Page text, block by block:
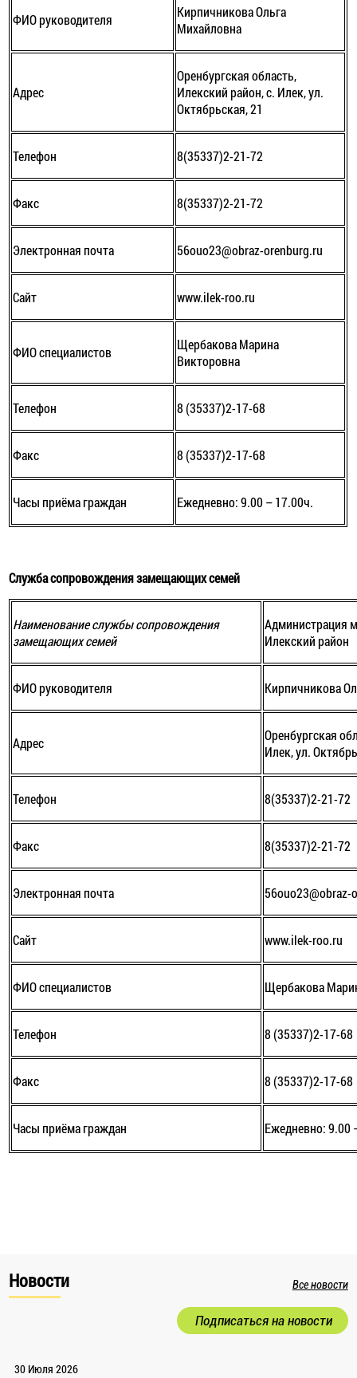
ФИО руководителя
Кирпичникова Ольга
Михайловна
Адрес
Оренбургская область,
Илекский район, с. Илек, ул.
Октябрьская, 21
Телефон 8(35337)2-21-72
Факс 8(35337)2-21-72
Электронная почта 56ouo23@obraz-orenburg.ru
Сайт www.ilek-roo.ru
ФИО специалистов
Щербакова Марина
Викторовна
Телефон 8 (35337)2-17-68
Факс 8 (35337)2-17-68
Часы приёма граждан Ежедневно: 9.00 – 17.00ч.
Служба сопровождения замещающих семей
Наименование службы сопровождения
замещающих семей
Администрация
Илекский район
ФИО руководителя Кирпичникова
Адрес
Оренбургская
Илек, ул.
Телефон 8(35337)2-21-72
Факс 8(35337)2-21-72
Электронная почта 56ouo23@obraz-
Сайт www.ilek-roo.ru
ФИО специалистов Щербакова
Телефон 8 (35337)2-17-68
Факс 8 (35337)2-17-68
Часы приёма граждан Ежедневно: 9.00
Новости Все новости
Подписаться на новости
30 Июля 2026